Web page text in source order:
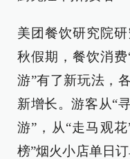
美团餐饮研究院
秋假期，餐饮消
游”有了新玩法，
新增长。游客从“
游”，从“走马观
榜”烟火小店单日